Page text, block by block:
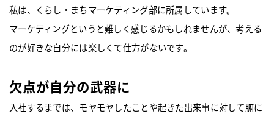
私は、
くらし・まちマーケティング部に所属しています。
マーケティングというと難しく感じるかもしれませんが、考える
のが好きな自分には楽しくて仕方がないです。
欠点が自分の武器に
入社するまでは、モヤモヤしたことや起きた出来事に対して腑に